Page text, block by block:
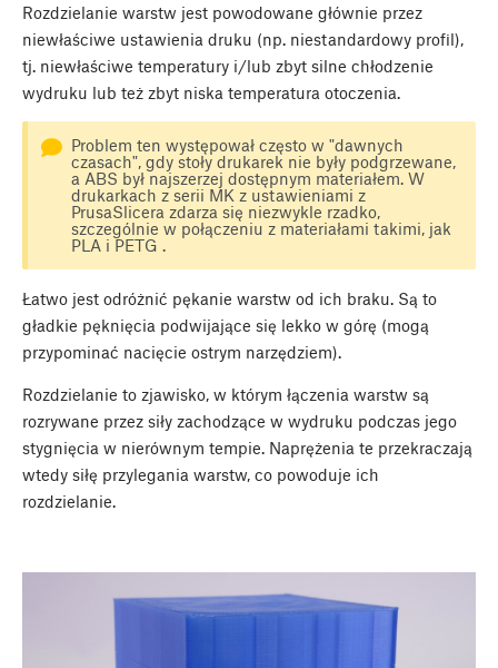
Rozdzielanie warstw jest powodowane głównie przez
niewłaściwe ustawienia druku (np. niestandardowy profil),
tj. niewłaściwe temperatury i/lub zbyt silne chłodzenie
wydruku lub też zbyt niska temperatura otoczenia.
Problem ten występował często w "dawnych
czasach", gdy stoły drukarek nie były podgrzewane,
a ABS był najszerzej dostępnym materiałem. W
drukarkach z serii MK z ustawieniami z
PrusaSlicera zdarza się niezwykle rzadko,
szczególnie w połączeniu z materiałami takimi, jak
PLA i PETG .
Łatwo jest odróżnić pękanie warstw od ich braku. Są to
gładkie pęknięcia podwijające się lekko w górę (mogą
przypominać nacięcie ostrym narzędziem).
Rozdzielanie to zjawisko, w którym łączenia warstw są
rozrywane przez siły zachodzące w wydruku podczas jego
stygnięcia w nierównym tempie. Naprężenia te przekraczają
wtedy siłę przylegania warstw, co powoduje ich
rozdzielanie.